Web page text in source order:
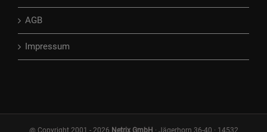
AGB
Impressum
@ Copyright 2001 - 2026 Netrix GmbH · Jägerhorn 36-40 · 14532